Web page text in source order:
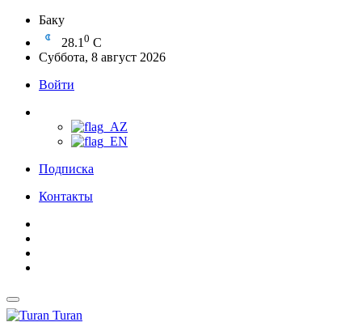
Баку
28.1 0 C
Суббота, 8 август 2026
Войти
Подписка
Контакты
Turan